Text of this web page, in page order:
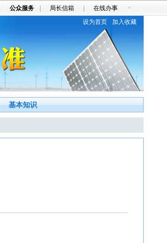
公众服务 局长信箱
在线办事
设为首页
加入收藏
基本知识